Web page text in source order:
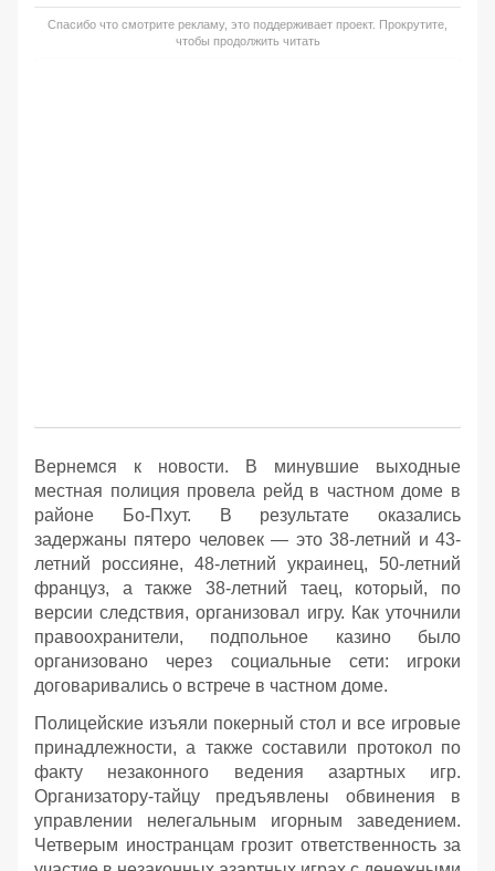
Спасибо что смотрите рекламу, это поддерживает проект. Прокрутите,
чтобы продолжить читать
Вернемся к новости. В минувшие выходные
местная полиция провела рейд в частном доме в
районе Бо-Пхут. В результате оказались
задержаны пятеро человек — это 38-летний и 43-
летний россияне, 48-летний украинец, 50-летний
француз, а также 38-летний таец, который, по
версии следствия, организовал игру. Как уточнили
правоохранители, подпольное казино было
организовано через социальные сети: игроки
договаривались о встрече в частном доме.
Полицейские изъяли покерный стол и все игровые
принадлежности, а также составили протокол по
факту незаконного ведения азартных игр.
Организатору-тайцу предъявлены обвинения в
управлении нелегальным игорным заведением.
Четверым иностранцам грозит ответственность за